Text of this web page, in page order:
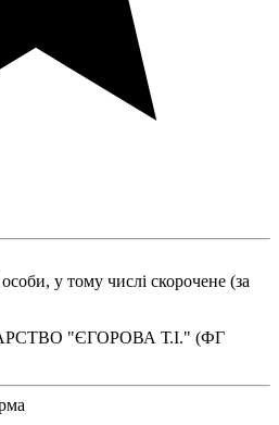
у тому числі скорочене (за
"ЄГОРОВА Т.І." (ФГ